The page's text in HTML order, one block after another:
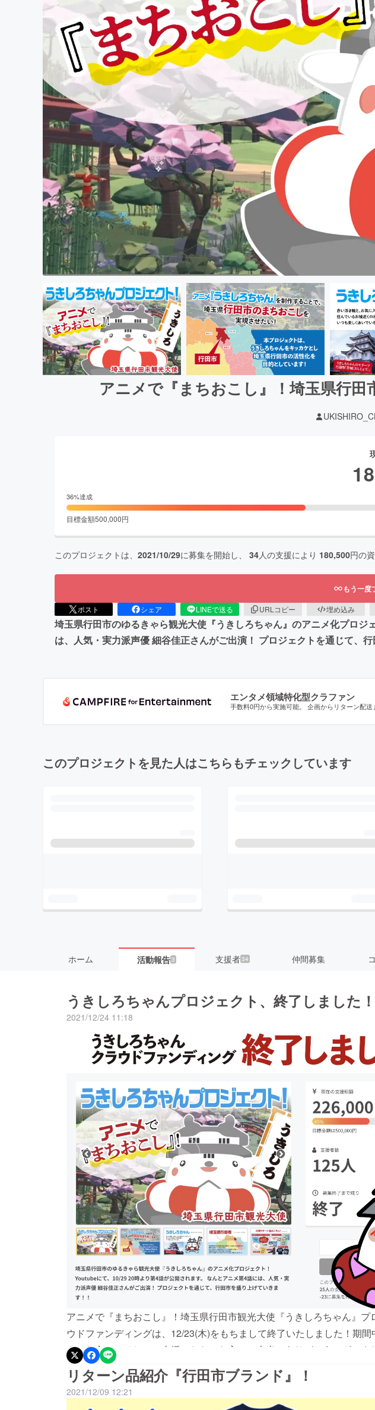
アニメで『まちおこし』！埼玉県行
36%達成
目標金額500,000円
このプロジェクトは、 2021/10/29に募集を開始し、 34人の支援により 180,500円の
もう一度
ポスト シェア LINEで送る URLコピー 埋め込み
埼玉県行田市のゆるきゃら観光大使『うきしろちゃん』のアニメ化プロ
は、人気・実力派声優 細谷佳正さんがご出演！ プロジェクトを通じて、
エンタメ領域特化型クラファン
手数料0円から実施可能。 企画からリターン配
このプロジェクトを見た人はこちらもチェックしています
ホーム 活動報告3 支援者34 仲間募集
うきしろちゃんプロジェクト、終了しました！
2021/12/24 11:18
アニメで『まちおこし』！埼玉県行田市観光大使『うきしろちゃん』プ
ウドファンディングは、12/23(木)をもちまして終了いたしました！期
さった方々、そしてご支援いただいた方々。本当にありがとうございま
援者様へ ＊＊＊この度は、埼玉県行田市のゆるきゃら観光大使『うきし
ウドファンディングプロジェクトにご支援いただき、誠にありがとうご
援総額：226,000円■ご支援者数：125名■目標達成率：45%多くの皆さ
リターン品紹介『行田市ブランド』！
2021/12/09 12:21